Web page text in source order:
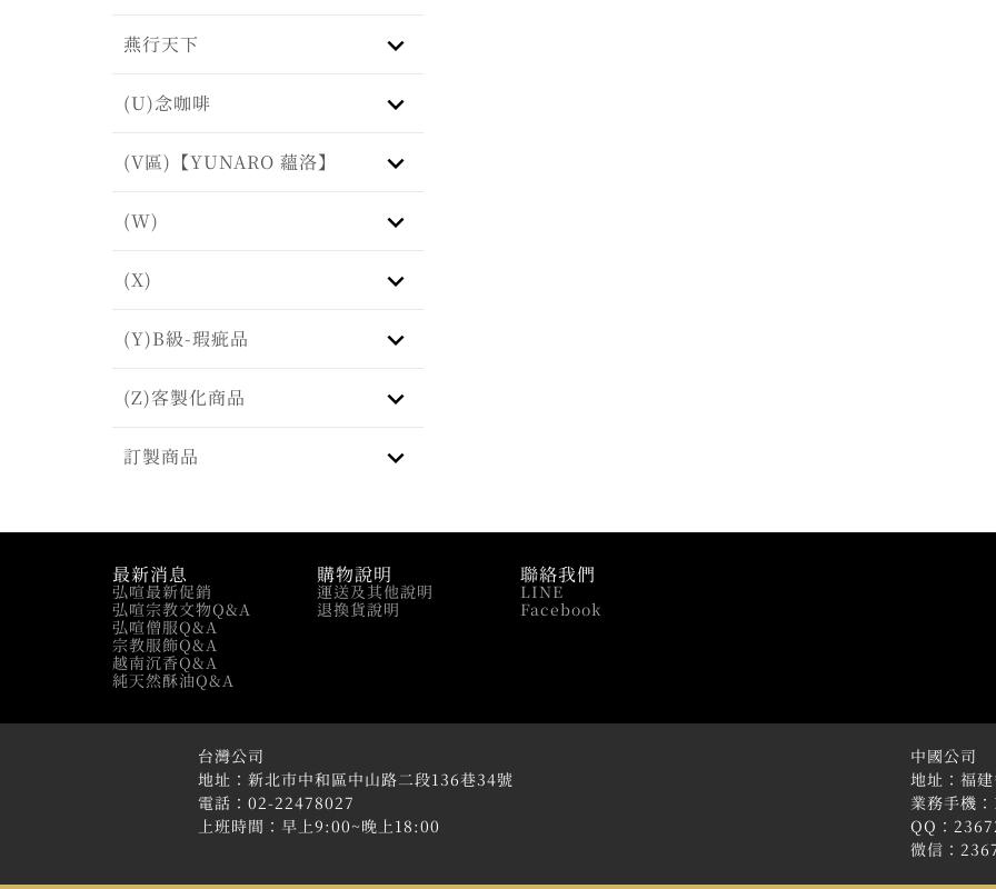
燕行天下 keyboard_arrow_down
(U)念咖啡 keyboard_arrow_down
(V區)【YUNARO 蘊洛】 keyboard_arrow_down
(W) keyboard_arrow_down
(X) keyboard_arrow_down
(Y)B級-瑕疵品 keyboard_arrow_down
(Z)客製化商品 keyboard_arrow_down
訂製商品 keyboard_arrow_down
最新消息
弘喧最新促銷
弘喧宗教文物Q&A
弘喧僧服Q&A
宗教服飾Q&A
越南沉香Q&A
純天然酥油Q&A
購物說明
運送及其他說明
退換貨說明
聯絡我們
LINE
Facebook
台灣公司
地址：新北市中和區中山路二段136巷34號
電話：02-22478027
上班時間：早上9:00~晚上18:00
中國公司
地址：福
業務手機
QQ：
微信：